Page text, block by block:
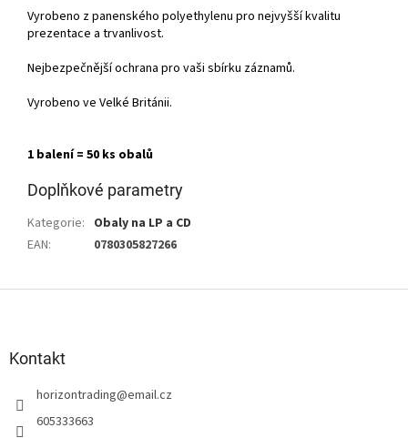
Vyrobeno z panenského polyethylenu pro nejvyšší kvalitu
prezentace a trvanlivost.
Nejbezpečnější ochrana pro vaši sbírku záznamů.
Vyrobeno ve Velké Británii.
1 balení = 50 ks obalů
Doplňkové parametry
Kategorie: Obaly na LP a CD
EAN: 0780305827266
Kontakt
horizontrading@email.cz
605333663